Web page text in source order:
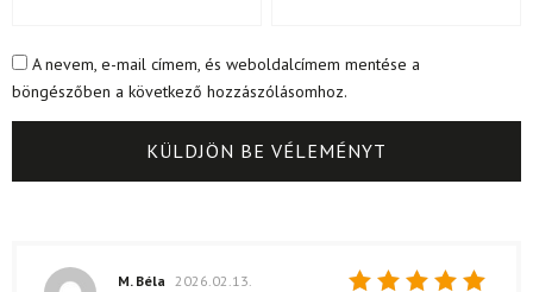
A nevem, e-mail címem, és weboldalcímem mentése a
böngészőben a következő hozzászólásomhoz.
M. Béla 2026.02.13.